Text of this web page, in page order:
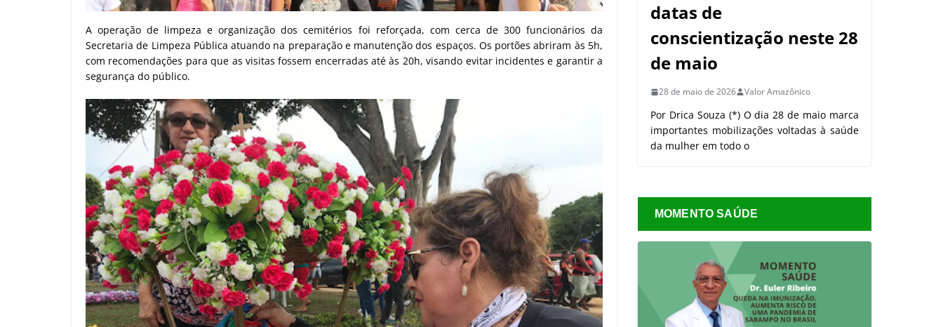
A operação de limpeza e organização dos cemitérios foi reforçada, com cerca de 300 funcionários da
Secretaria de Limpeza Pública atuando na preparação e manutenção dos espaços. Os portões abriram às 5h,
com recomendações para que as visitas fossem encerradas até às 20h, visando evitar incidentes e garantir a
segurança do público.
datas de
conscientização neste 28
de maio
28 de maio de 2026 Valor Amazônico
Por Drica Souza (*) O dia 28 de maio marca
importantes mobilizações voltadas à saúde
da mulher em todo o
MOMENTO SAÚDE